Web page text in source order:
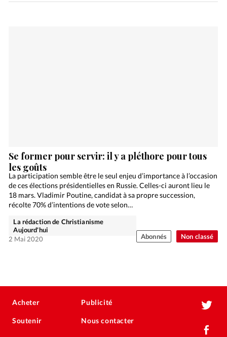
Non classé
Se former pour servir: il y a pléthore pour tous
les goûts
La participation semble être le seul enjeu d’importance à l’occasion
de ces élections présidentielles en Russie. Celles-ci auront lieu le
18 mars. Vladimir Poutine, candidat à sa propre succession,
récolte 70% d’intentions de vote selon…
La rédaction de Christianisme
Aujourd'hui
2 Mai 2020
Abonnés
Acheter
Soutenir
Publicité
Nous contacter